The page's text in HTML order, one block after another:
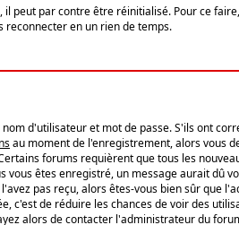
peut par contre être réinitialisé. Pour ce
reconnecter en un rien de temps.
d'utilisateur et mot de passe. S'ils ont
au moment de l'enregistrement, alors vous
forums requièrent que tous les
êtes enregistré, un message aurait dû
pas reçu, alors êtes-vous bien sûr que
c'est de réduire les chances de voir des
alors de contacter l'administrateur du